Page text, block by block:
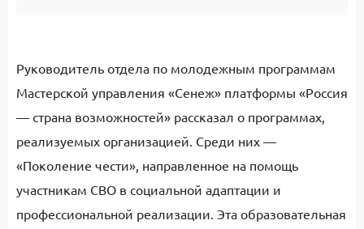
Руководитель отдела по молодежным программам
Мастерской управления «Сенеж» платформы «Россия
— страна возможностей» рассказал о программах,
реализуемых организацией. Среди них —
«Поколение чести», направленное на помощь
участникам СВО в социальной адаптации и
профессиональной реализации. Эта образовательная